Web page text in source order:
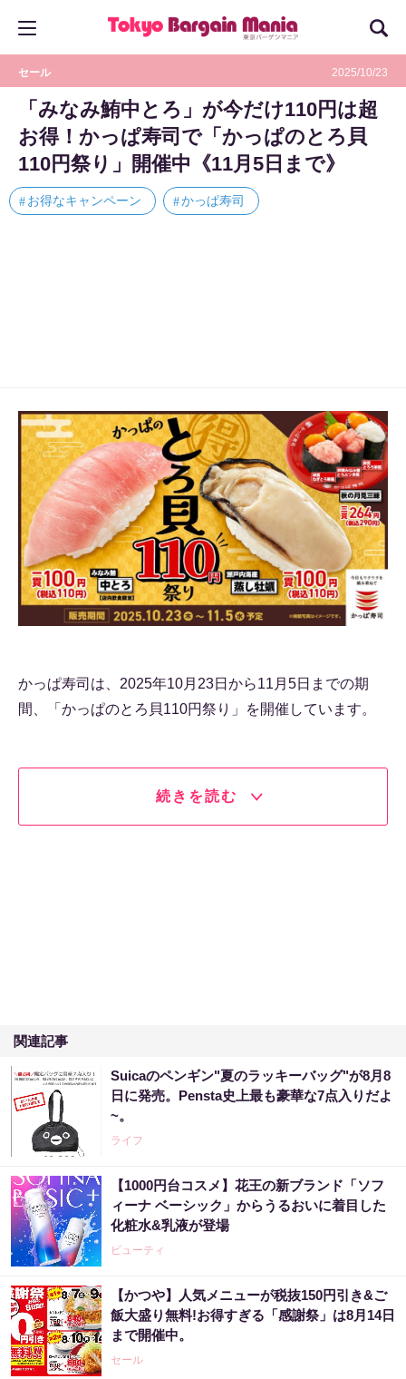
セール 2025/10/23
「みなみ鮪中とろ」が今だけ110円は超
お得！かっぱ寿司で「かっぱのとろ貝
110円祭り」開催中《11月5日まで》
お得なキャンペーン かっぱ寿司
かっぱ寿司は、2025年10月23日から11月5日までの期
間、「かっぱのとろ貝110円祭り」を開催しています。
続きを読む
関連記事
Suicaのペンギン"夏のラッキーバッグ"が8月8
日に発売。Pensta史上最も豪華な7点入りだよ
~。
ライフ
【1000円台コスメ】花王の新ブランド「ソフ
ィーナ ベーシック」からうるおいに着目した
化粧水&乳液が登場
ビューティ
【かつや】人気メニューが税抜150円引き&ご
飯大盛り無料!お得すぎる「感謝祭」は8月14日
まで開催中。
セール